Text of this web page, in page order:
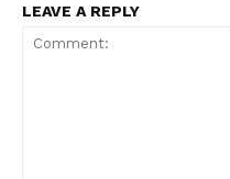
LEAVE A REPLY